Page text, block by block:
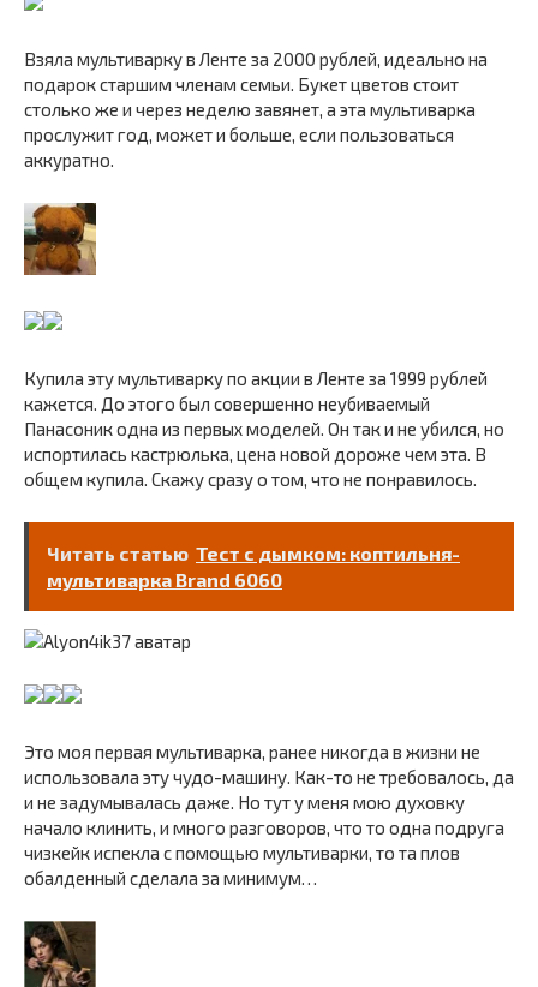
Взяла мультиварку в Ленте за 2000 рублей, идеально на
подарок старшим членам семьи. Букет цветов стоит
столько же и через неделю завянет, а эта мультиварка
прослужит год, может и больше, если пользоваться
аккуратно.
Купила эту мультиварку по акции в Ленте за 1999 рублей
кажется. До этого был совершенно неубиваемый
Панасоник одна из первых моделей. Он так и не убился, но
испортилась кастрюлька, цена новой дороже чем эта. В
общем купила. Скажу сразу о том, что не понравилось.
Читать статью Тест с дымком: коптильня-
мультиварка Brand 6060
Это моя первая мультиварка, ранее никогда в жизни не
использовала эту чудо-машину. Как-то не требовалось, да
и не задумывалась даже. Но тут у меня мою духовку
начало клинить, и много разговоров, что то одна подруга
чизкейк испекла с помощью мультиварки, то та плов
обалденный сделала за минимум…